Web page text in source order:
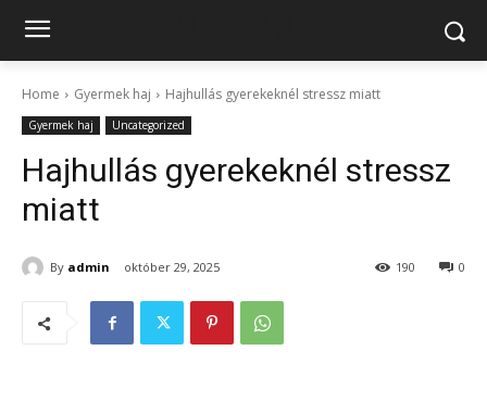
Home Gyermek haj Hajhullás gyerekeknél stressz miatt
Gyermek haj Uncategorized
Hajhullás gyerekeknél stressz
miatt
By admin október 29, 2025 0
190